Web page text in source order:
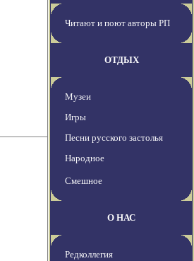
Читают и поют авторы РП
ОТДЫХ
Музеи
Игры
Песни русского застолья
Народное
Смешное
О НАС
Редколлегия